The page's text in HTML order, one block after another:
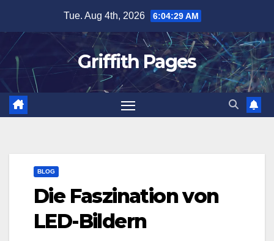
content
Tue. Aug 4th, 2026 6:04:29 AM
Griffith Pages
BLOG
Die Faszination von
LED-Bildern